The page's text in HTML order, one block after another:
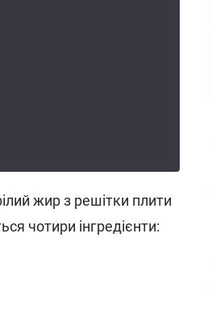
жир з решітки плити
чотири інгредієнти: